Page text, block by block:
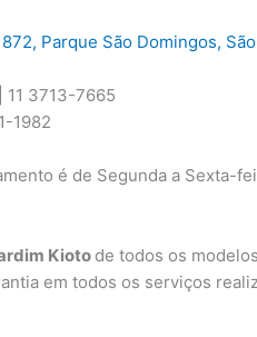
Parque São Domingos,
3713-7665
1982
é de Segunda a Sexta-
Kioto de todos os
em todos os serviços